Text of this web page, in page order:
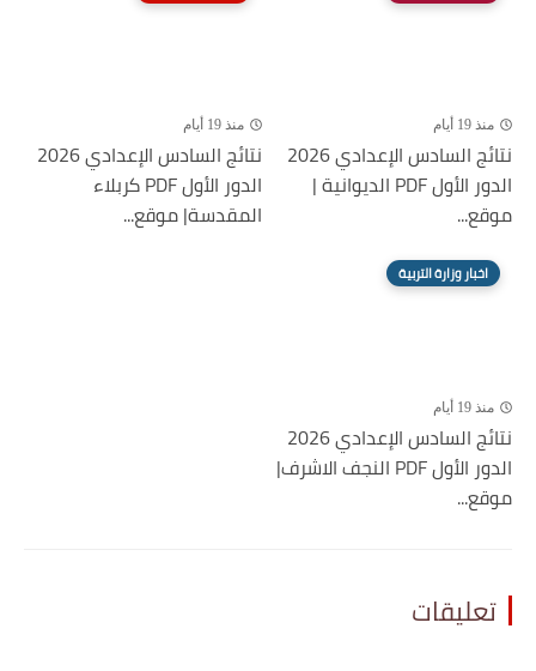
منذ 19 أيام
نتائج السادس الإعدادي 2026
الدور الأول PDF الديوانية |
موقع...
منذ 19 أيام
نتائج السادس الإعدادي 2026
الدور الأول PDF كربلاء
المقدسة| موقع...
اخبار وزارة التربية
منذ 19 أيام
نتائج السادس الإعدادي 2026
الدور الأول PDF النجف الاشرف|
موقع...
تعليقات